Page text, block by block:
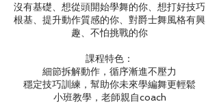
沒有基礎、想從頭開始學舞的你、想打好技巧
根基、提升動作質感的你、對爵士舞風格有興
趣、不怕挑戰的你
課程特色：
細節拆解動作，循序漸進不壓力
穩定技巧訓練，幫助你未來學編舞更輕鬆
小班教學，老師親自coach